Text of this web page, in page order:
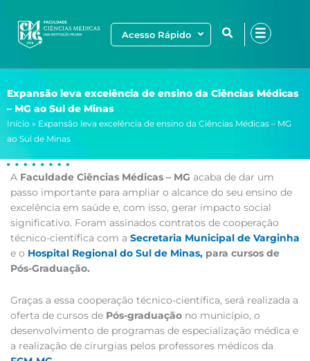
para
Acesso Rápido
Expansão leva excelência de ensino da Ciências Médicas
– MG ao Sul de Minas
Início » Expansão leva excelência de ensino da Ciências Médicas – MG
ao Sul de Minas
A Faculdade Ciências Médicas – MG acaba de dar um
passo importante para ampliar o alcance do seu ensino de
excelência em saúde e, com isso, gerar impacto social
significativo. Foram assinados contratos de cooperação
técnico-científica com a Secretaria Municipal de Varginha
e o Hospital Regional do Sul de Minas, para cursos de
Pós-Graduação.
Graças a essa cooperação técnico-científica, será realizada a
oferta de cursos de Pós-graduação no município, o
desenvolvimento de programas de especialização médica e
a realização de cirurgias pelos professores médicos da